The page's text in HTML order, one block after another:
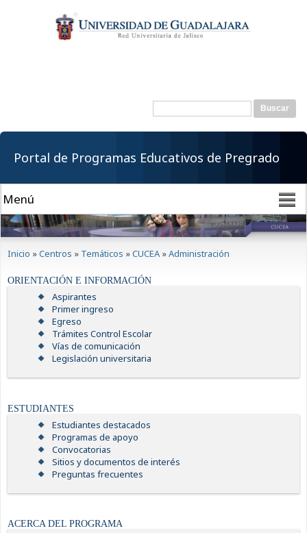
contenido
principal
Formulario de
Buscar
Portal de Programas Educativos de Pregrado
Inicio »Centros » Temáticos »CUCEA »Administración
ORIENTACIÓN E INFORMACIÓN
Aspirantes
Primer ingreso
Egreso
Trámites Control Escolar
Vías de comunicación
Legislación universitaria
ESTUDIANTES
Estudiantes destacados
Programas de apoyo
Convocatorias
Sitios y documentos de interés
Preguntas frecuentes
ACERCA DEL PROGRAMA